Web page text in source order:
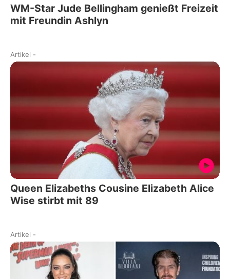
WM-Star Jude Bellingham genießt Freizeit
mit Freundin Ashlyn
Artikel -
Queen Elizabeths Cousine Elizabeth Alice
Wise stirbt mit 89
Artikel -